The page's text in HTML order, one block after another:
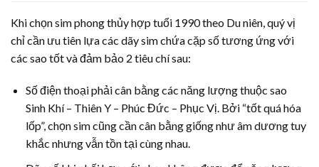
Khi chọn sim phong thủy hợp tuổi 1990 theo Du niên, quý vị
chỉ cần ưu tiên lựa các dãy sim chứa cặp số tương ứng với
các sao tốt và đảm bảo 2 tiêu chí sau:
Số điện thoại phải cân bằng các năng lượng thuộc sao
Sinh Khí – Thiên Y – Phúc Đức – Phục Vị. Bởi “tốt quá hóa
lốp”, chọn sim cũng cần cân bằng giống như âm dương tuy
khắc nhưng vẫn tồn tại cùng nhau.